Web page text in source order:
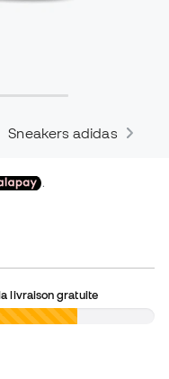
Sneakers adidas
livraison gratuite